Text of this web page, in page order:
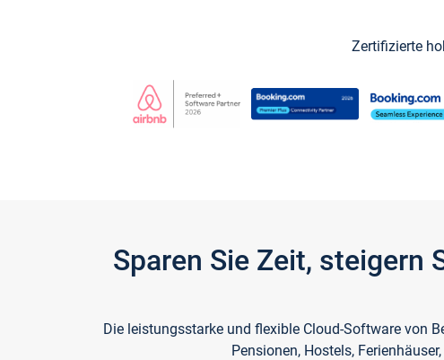
Zertifizierte
Sparen Sie Zeit, steigern
Die leistungsstarke und flexible Cloud-Software von
Pensionen, Hostels,